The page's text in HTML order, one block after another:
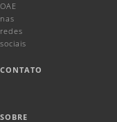
OAE
nas
redes
sociais
CONTATO
SOBRE